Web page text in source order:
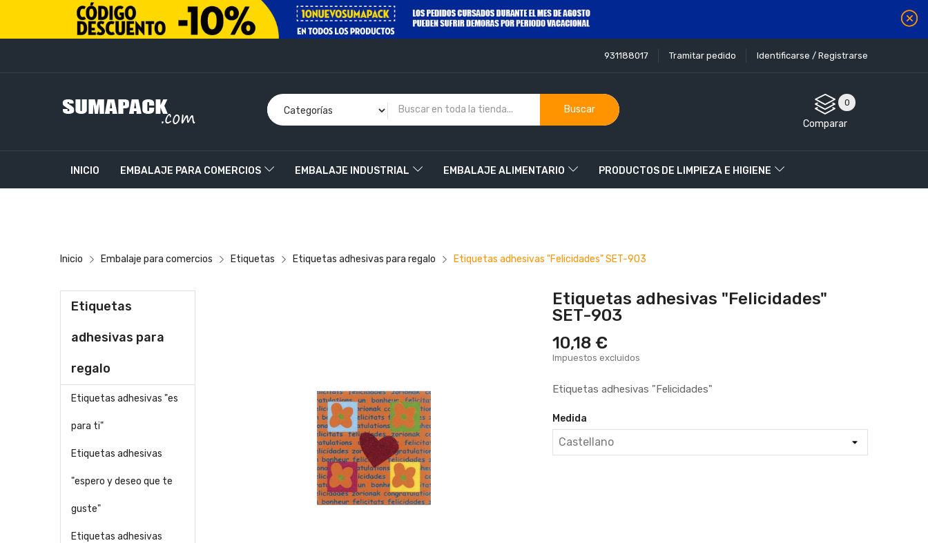
Identificarse / Registrarse
Tramitar pedido
931188017
Buscar
0
Comparar
INICIO EMBALAJE PARA COMERCIOS EMBALAJE INDUSTRIAL EMBALAJE ALIMENTARIO PRODUCTOS DE LIMPIEZA E HIGIENE
Inicio Embalaje para comercios Etiquetas Etiquetas adhesivas para regalo Etiquetas adhesivas "Felicidades" SET-903
Etiquetas
adhesivas para
regalo
Etiquetas adhesivas "es
para ti"
Etiquetas adhesivas
"espero y deseo que te
guste"
Etiquetas adhesivas
Etiquetas adhesivas "Felicidades"
SET-903
10,18 €
Impuestos excluidos
Etiquetas adhesivas "Felicidades"
Medida